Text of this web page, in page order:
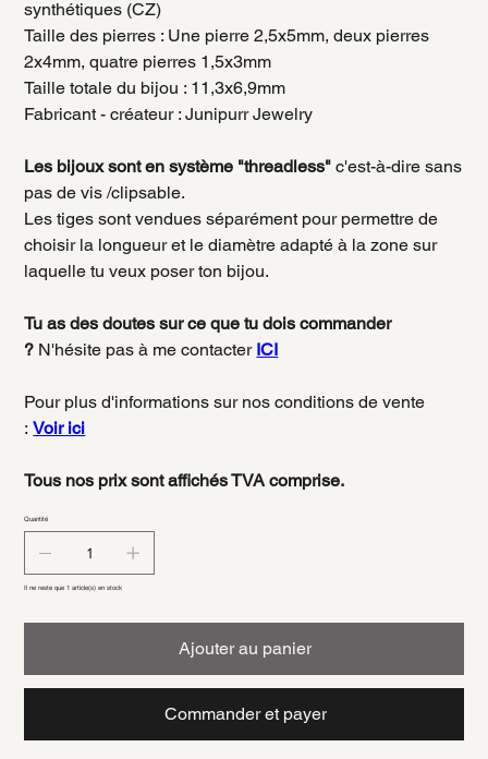
synthétiques (CZ)
Taille des pierres : Une pierre 2,5x5mm, deux pierres
2x4mm, quatre pierres 1,5x3mm
Taille totale du bijou : 11,3x6,9mm
Fabricant - créateur : Junipurr Jewelry
Les bijoux sont en système "threadless" c'est-à-dire sans
pas de vis /clipsable.
Les tiges sont vendues séparément pour permettre de
choisir la longueur et le diamètre adapté à la zone sur
laquelle tu veux poser ton bijou.
Tu as des doutes sur ce que tu dois commander
? N'hésite pas à me contacter ICI
Pour plus d'informations sur nos conditions de vente
:Voir ici
Tous nos prix sont affichés TVA comprise.
Quantité
Il ne reste que 1 article(s) en stock
Ajouter au panier
Commander et payer